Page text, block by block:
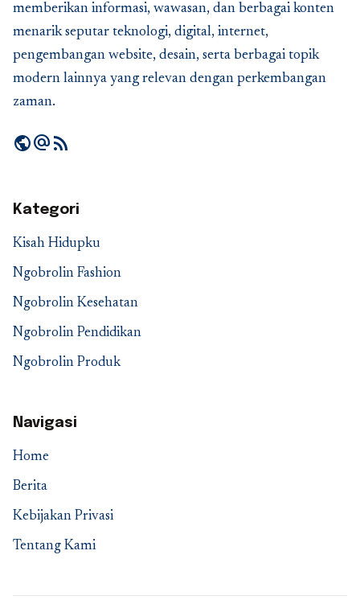
memberikan informasi, wawasan, dan berbagai konten
menarik seputar teknologi, digital, internet,
pengembangan website, desain, serta berbagai topik
modern lainnya yang relevan dengan perkembangan
zaman.
publicalternate_emailrss_feed
Kategori
Kisah Hidupku
Ngobrolin Fashion
Ngobrolin Kesehatan
Ngobrolin Pendidikan
Ngobrolin Produk
Navigasi
Home
Berita
Kebijakan Privasi
Tentang Kami